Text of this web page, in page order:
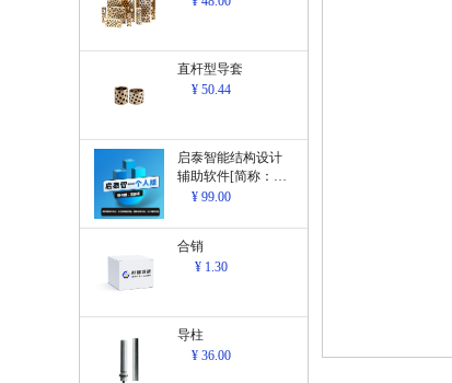
直杆型导套
¥ 50.44
启泰智能结构设计
辅助软件[简称：结
构设计辅助软
¥ 99.00
合销
¥ 1.30
导柱
¥ 36.00